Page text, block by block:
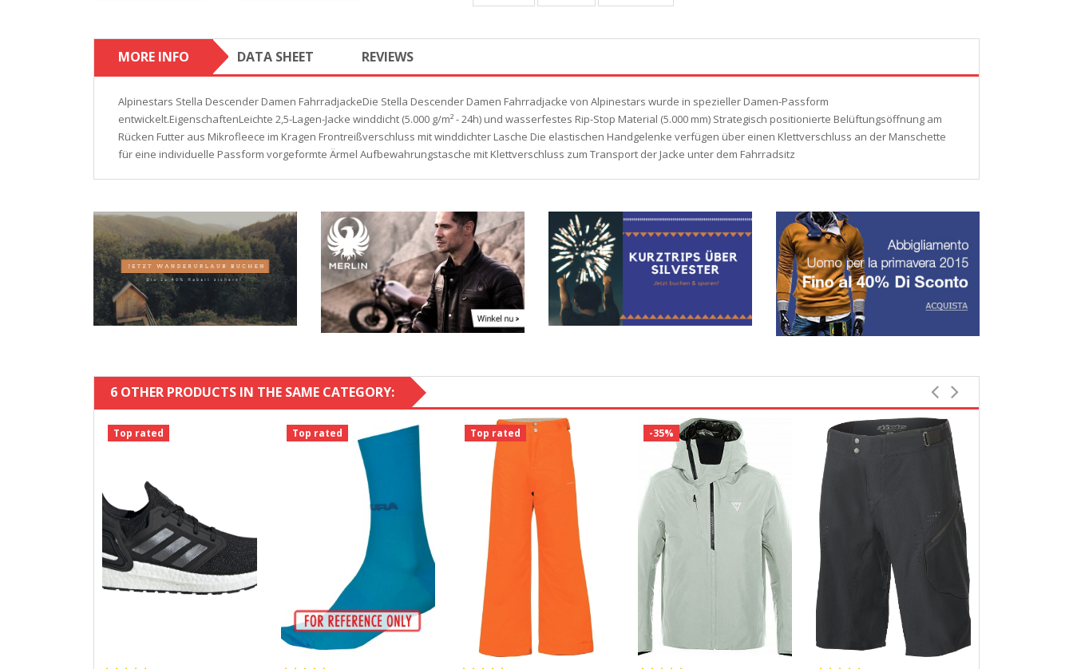
MORE INFO DATA SHEET REVIEWS
Alpinestars Stella Descender Damen FahrradjackeDie Stella Descender Damen Fahrradjacke von Alpinestars wurde in spezieller Damen-Passform
entwickelt.EigenschaftenLeichte 2,5-Lagen-Jacke winddicht (5.000 g/m² - 24h) und wasserfestes Rip-Stop Material (5.000 mm) Strategisch positionierte Belüftungsöffnung am
Rücken Futter aus Mikrofleece im Kragen Frontreißverschluss mit winddichter Lasche Die elastischen Handgelenke verfügen über einen Klettverschluss an der Manschette
für eine individuelle Passform vorgeformte Ärmel Aufbewahrungstasche mit Klettverschluss zum Transport der Jacke unter dem Fahrradsitz
6 OTHER PRODUCTS IN THE SAME CATEGORY:
Top rated Top rated Top rated -35%